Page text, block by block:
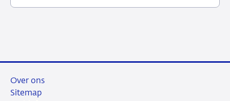
Over ons
Sitemap